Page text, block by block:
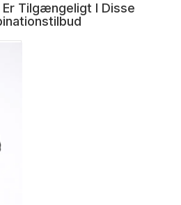
Tilgængeligt I Disse